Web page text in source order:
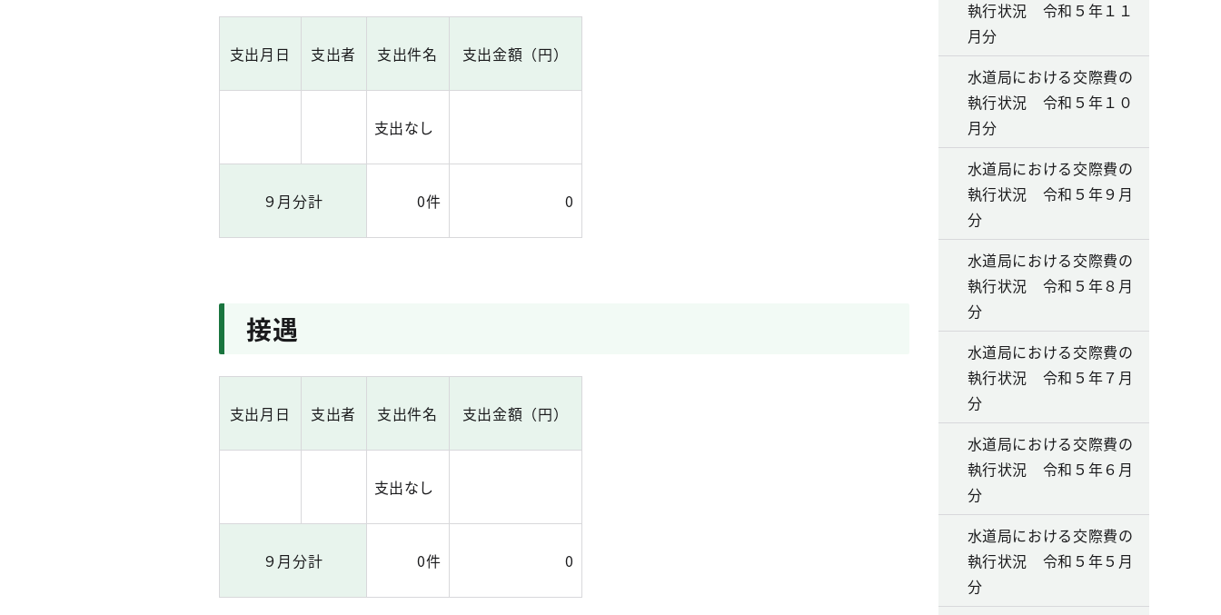
支出月日 支出者 支出件名 支出金額（円）
支出なし
９月分計 0件 0
接遇
支出月日 支出者 支出件名 支出金額（円）
支出なし
９月分計 0件 0
執行状況 令和５年１１
月分
水道局における交際費の
執行状況 令和５年１０
月分
水道局における交際費の
執行状況 令和５年９月
分
水道局における交際費の
執行状況 令和５年８月
分
水道局における交際費の
執行状況 令和５年７月
分
水道局における交際費の
執行状況 令和５年６月
分
水道局における交際費の
執行状況 令和５年５月
分